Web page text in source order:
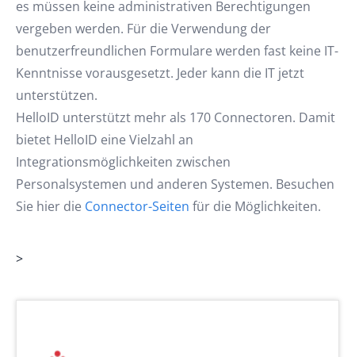
es müssen keine administrativen Berechtigungen
vergeben werden. Für die Verwendung der
benutzerfreundlichen Formulare werden fast keine IT-
Kenntnisse vorausgesetzt. Jeder kann die IT jetzt
unterstützen.
HelloID unterstützt mehr als 170 Connectoren. Damit
bietet HelloID eine Vielzahl an
Integrationsmöglichkeiten zwischen
Personalsystemen und anderen Systemen. Besuchen
Sie hier die Connector-Seiten für die Möglichkeiten.
>